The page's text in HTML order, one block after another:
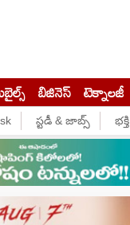
బిజినెస్‌ టెక్నాలజీ
స్టడీ & జాబ్స్ భక్తి